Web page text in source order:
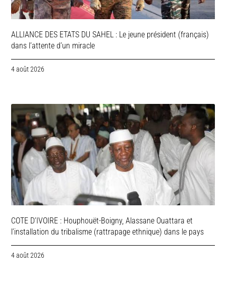
ALLIANCE DES ETATS DU SAHEL : Le jeune président (français)
dans l’attente d’un miracle
4 août 2026
COTE D’IVOIRE : Houphouët-Boigny, Alassane Ouattara et
l’installation du tribalisme (rattrapage ethnique) dans le pays
4 août 2026